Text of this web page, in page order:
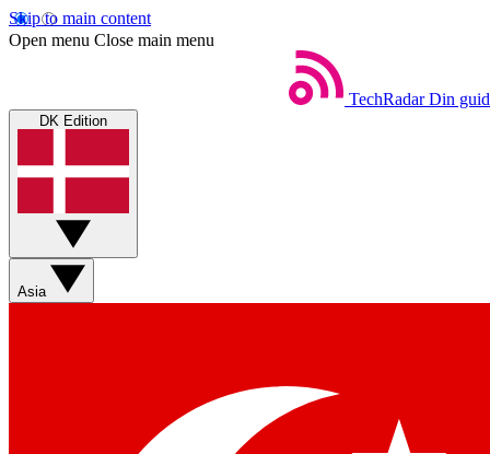
Skip to main content
Open menu Close main menu
TechRadar Din
DK Edition
Asia